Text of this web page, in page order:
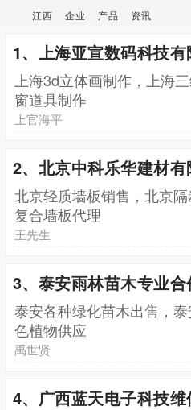
江西 企业 产品 资讯
1、上海亚宣数码科技有
上海3d立体画制作，上海
窗道具制作
上官海平
2、北京中科乐华建材有
北京轻质墙板销售，北京
复合墙板代理
王先生
3、泰安雨林苗木专业合
泰安各种绿化苗木出售，
色植物供应
禹世贤
4、广西蓝天电子科技